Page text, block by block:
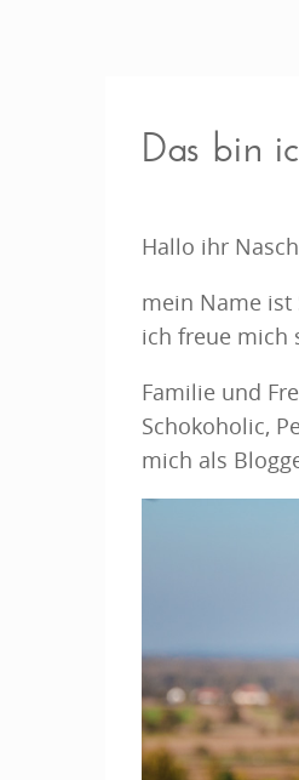
Das bin
Hallo ihr
mein Name ist
ich freue mich
Familie und
Schokoholic,
mich als